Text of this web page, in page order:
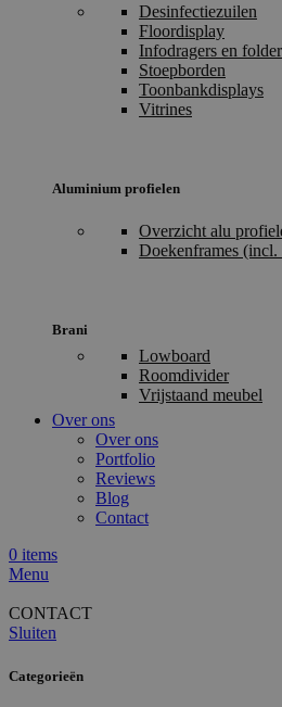
Desinfectiezuilen
Floordisplay
Infodragers en
Stoepborden
Toonbankdisplays
Vitrines
Aluminium profielen
Overzicht alu
Doekenframes (incl.
Brani
Lowboard
Roomdivider
Vrijstaand meubel
Over ons
Over ons
Portfolio
Reviews
Blog
Contact
0 items
Menu
CONTACT
Sluiten
Categorieën